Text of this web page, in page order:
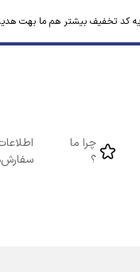
کد تخفیف بیشتر هم ما بهت
چرا ما
؟